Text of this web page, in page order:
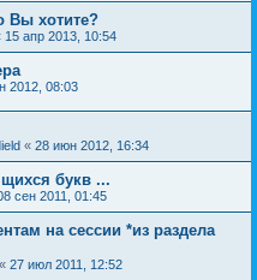
Вы хотите?
15 апр 2013, 10:54
2012, 08:03
« 28 июн 2012, 16:34
букв ...
сен 2011, 01:45
на сессии *из раздела
« 27 июл 2011, 12:52